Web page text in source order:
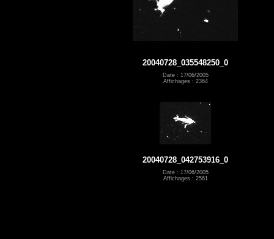
20040728_035548250_0
Date : 17/06/2005
Affichages : 2364
20040728_042753916_0
Date : 17/06/2005
Affichages : 2561